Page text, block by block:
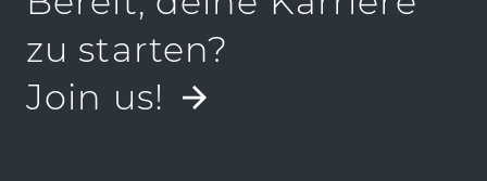
zu starten?
Join us!